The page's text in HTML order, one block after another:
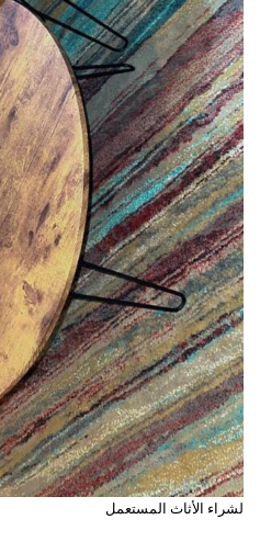
لشراء الأثاث المستعمل